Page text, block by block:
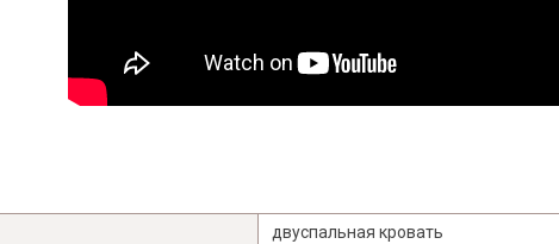
Я ознакомлен сПолитикой
двуспальная кровать